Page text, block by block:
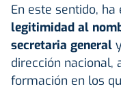
En este sentido, ha
legitimidad al
secretaria general
dirección nacional,
formación en los